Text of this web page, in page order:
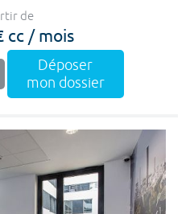
de
cc / mois
Déposer
mon dossier